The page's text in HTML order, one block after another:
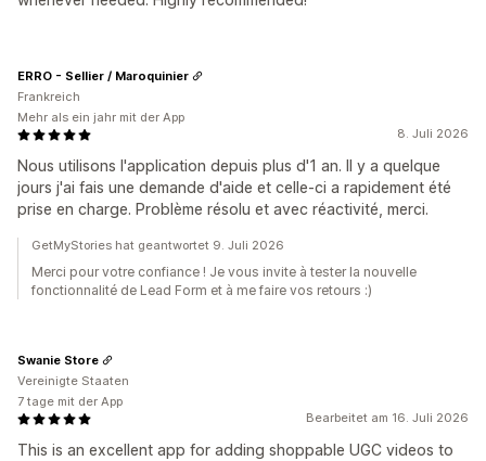
8. Juli 2026
Nous utilisons l'application depuis plus d'1 an. Il y a quelque
jours j'ai fais une demande d'aide et celle-ci a rapidement été
prise en charge. Problème résolu et avec réactivité, merci.
ERRO - Sellier / Maroquinier
Frankreich
Mehr als ein jahr mit der App
GetMyStories hat geantwortet 9. Juli 2026
Merci pour votre confiance ! Je vous invite à tester la nouvelle
fonctionnalité de Lead Form et à me faire vos retours :)
Bearbeitet am 16. Juli 2026
This is an excellent app for adding shoppable UGC videos to
Swanie Store
Vereinigte Staaten
7 tage mit der App